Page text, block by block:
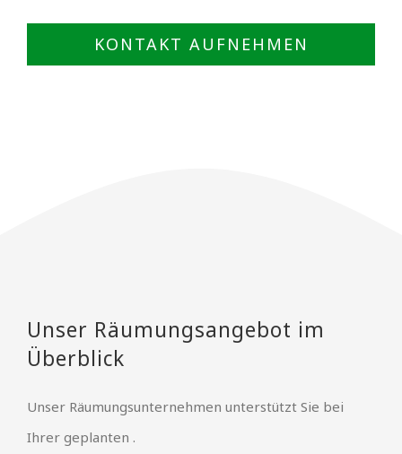
KONTAKT AUFNEHMEN
Unser Räumungsangebot im
Überblick
Unser Räumungsunternehmen unterstützt Sie bei
Ihrer geplanten .